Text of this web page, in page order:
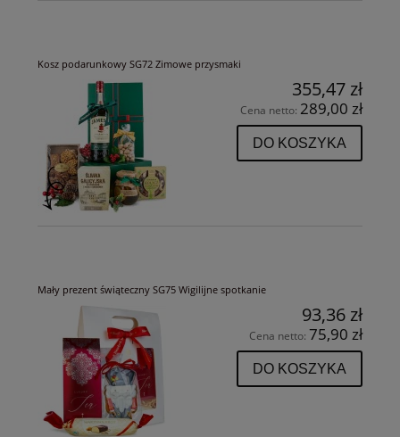
Kosz podarunkowy SG72 Zimowe przysmaki
355,47 zł
Cena netto: 289,00 zł
DO KOSZYKA
Mały prezent świąteczny SG75 Wigilijne spotkanie
93,36 zł
Cena netto: 75,90 zł
DO KOSZYKA